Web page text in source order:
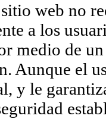
web no
a los
medio de
Aunque el
y le